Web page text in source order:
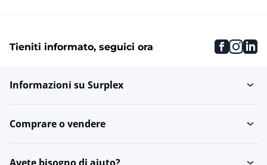
Termostati
Pompe per il
riscaldamento centrale
Tieniti informato, seguici ora
Informazioni su Surplex
Comprare o vendere